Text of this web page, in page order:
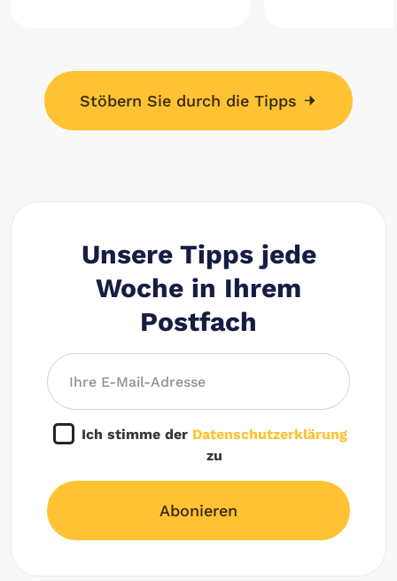
Stöbern Sie durch die Tipps
Unsere Tipps jede
Woche in Ihrem
Postfach
Ich stimme der Datenschutzerklärung
zu
Abonieren